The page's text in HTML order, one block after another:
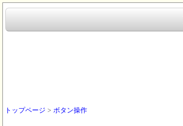
トップページ > ボタン操作